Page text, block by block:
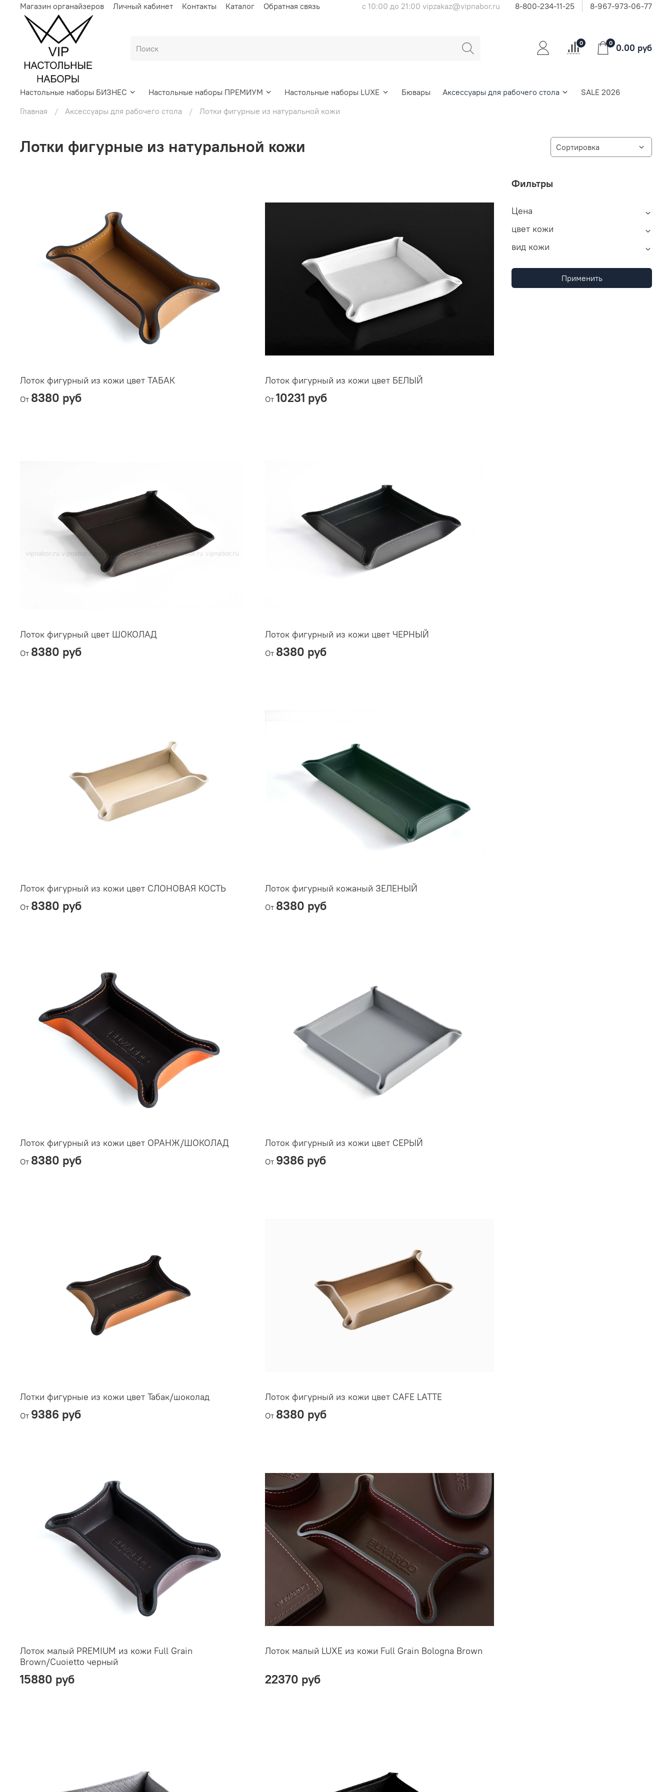
Магазин органайзеров Личный кабинет Контакты Каталог Обратная связь с 10:00 до 21:00 vipzakaz@vipnabor.ru 8-800-234-11-25 8-967-973-06-77
0 0 0.00 руб
Настольные наборы БИЗНЕС Настольные наборы ПРЕМИУМ Настольные наборы LUXE Бювары Аксессуары для рабочего стола
SALE 2026
Главная
Аксессуары для рабочего стола Лотки фигурные из натуральной кожи
Лотки фигурные из натуральной кожи
Лоток фигурный из кожи цвет ТАБАК
От 8380 руб
Лоток фигурный из кожи цвет БЕЛЫЙ
От 10231 руб
Лоток фигурный цвет ШОКОЛАД
От 8380 руб
Лоток фигурный из кожи цвет ЧЕРНЫЙ
От 8380 руб
Лоток фигурный из кожи цвет СЛОНОВАЯ КОСТЬ
От 8380 руб
Лоток фигурный кожаный ЗЕЛЕНЫЙ
От 8380 руб
Лоток фигурный из кожи цвет ОРАНЖ/ШОКОЛАД
От 8380 руб
Лоток фигурный из кожи цвет СЕРЫЙ
От 9386 руб
Лотки фигурные из кожи цвет Табак/шоколад
От 9386 руб
Лоток фигурный из кожи цвет CAFE LATTE
От 8380 руб
Лоток малый PREMIUM из кожи Full Grain
Brown/Cuoietto черный
15880 руб
Лоток малый LUXE из кожи Full Grain Bologna Brown
22370 руб
Фильтры
Цена
цвет кожи
вид кожи
Применить